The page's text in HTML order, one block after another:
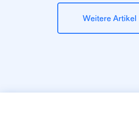
Weitere Artikel